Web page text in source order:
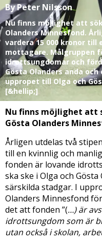
By Peter Nilsson
Nu finns möjlighet att
Olanders Minnesfond.
vardera 15 000 kronor till
mottagare. Målgruppen
idrottsungdomar och
Gösta Olanders anda
uppropet till Olga och
[&hellip;]
Nu finns möjlighet att
Gösta Olanders
Årligen utdelas två
till en kvinnlig och
fonden är lovande
ska ske i Olga och
särskilda stadgar. I
Olanders Minnesfond
det att fonden ”(…) är
idrottsungdom som är
utan också i skolan,